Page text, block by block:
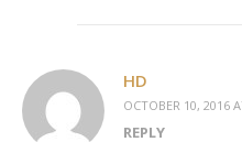
HD
OCTOBER 10, 2016
REPLY